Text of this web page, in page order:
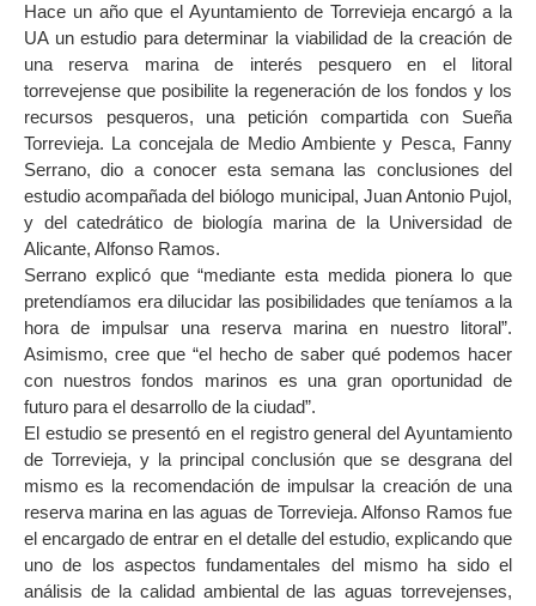
Hace un año que el Ayuntamiento de Torrevieja encargó a la
UA un estudio para determinar la viabilidad de la creación de
una reserva marina de interés pesquero en el litoral
torrevejense que posibilite la regeneración de los fondos y los
recursos pesqueros, una petición compartida con Sueña
Torrevieja. La concejala de Medio Ambiente y Pesca, Fanny
Serrano, dio a conocer esta semana las conclusiones del
estudio acompañada del biólogo municipal, Juan Antonio Pujol,
y del catedrático de biología marina de la Universidad de
Alicante, Alfonso Ramos.
Serrano explicó que “mediante esta medida pionera lo que
pretendíamos era dilucidar las posibilidades que teníamos a la
hora de impulsar una reserva marina en nuestro litoral”.
Asimismo, cree que “el hecho de saber qué podemos hacer
con nuestros fondos marinos es una gran oportunidad de
futuro para el desarrollo de la ciudad”.
El estudio se presentó en el registro general del Ayuntamiento
de Torrevieja, y la principal conclusión que se desgrana del
mismo es la recomendación de impulsar la creación de una
reserva marina en las aguas de Torrevieja. Alfonso Ramos fue
el encargado de entrar en el detalle del estudio, explicando que
uno de los aspectos fundamentales del mismo ha sido el
análisis de la calidad ambiental de las aguas torrevejenses,